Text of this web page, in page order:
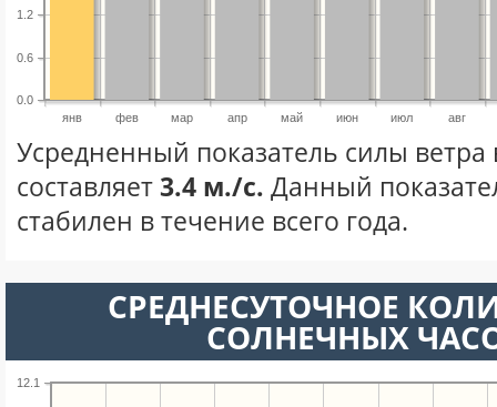
янв фев мар апр май июн июл авг
0.0
0.6
1.2
Усредненный показатель силы ветра
составляет3.4 м./с. Данный
стабилен в течение всего года.
СРЕДНЕСУТОЧНОЕ
СОЛНЕЧНЫХ
12.1